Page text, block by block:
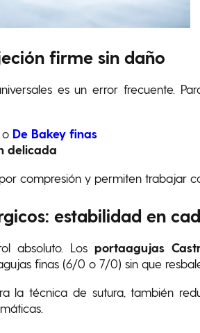
firme sin daño
es un error frecuente.
o De Bakey finas
delicada
compresión y permiten trabajar
estabilidad en
absoluto. Losportaagujas
finas (6/0 o 7/0) sin que
la técnica de sutura, también